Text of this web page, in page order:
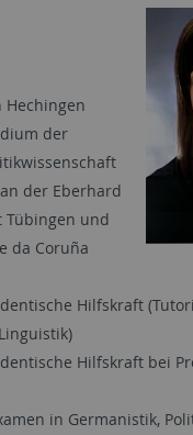
Hechingen
der
der Eberhard
Tübingen und
da Coruña
Hilfskraft
Hilfskraft bei
in Germanistik,